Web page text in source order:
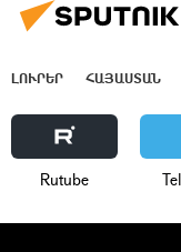
ԼՈՒՐԵՐ ՀԱՅԱՍՏԱՆ
Rutube